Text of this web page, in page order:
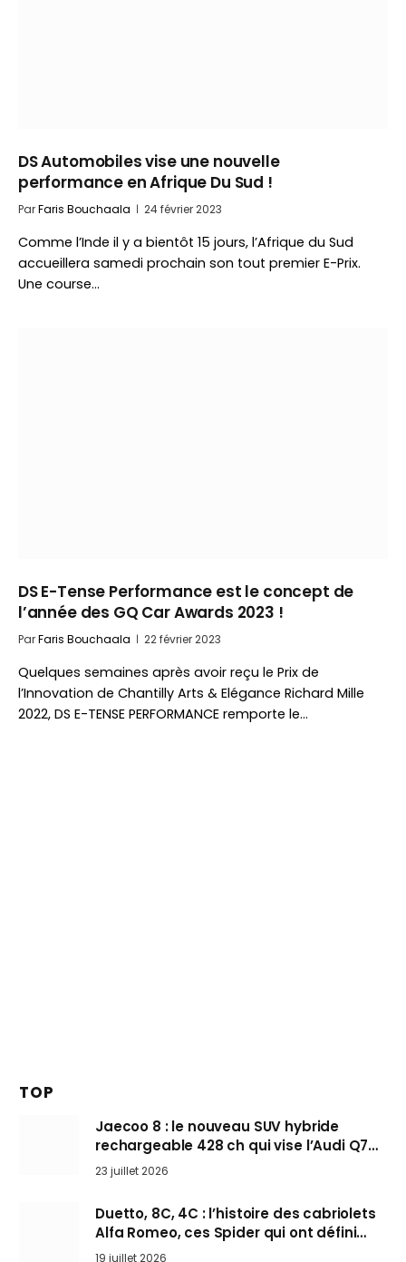
DS Automobiles vise une nouvelle
performance en Afrique Du Sud !
ParFaris Bouchaala 24 février 2023
Comme l’Inde il y a bientôt 15 jours, l’Afrique du Sud
accueillera samedi prochain son tout premier E-Prix.
Une course…
DS E-Tense Performance est le concept de
l’année des GQ Car Awards 2023 !
ParFaris Bouchaala 22 février 2023
Quelques semaines après avoir reçu le Prix de
l’Innovation de Chantilly Arts & Elégance Richard Mille
2022, DS E-TENSE PERFORMANCE remporte le…
TOP
Jaecoo 8 : le nouveau SUV hybride
rechargeable 428 ch qui vise l’Audi Q7
arrive en Europe cet automne
23 juillet 2026
Duetto, 8C, 4C : l’histoire des cabriolets
Alfa Romeo, ces Spider qui ont défini
l’art de rouler cheveux au vent
19 juillet 2026